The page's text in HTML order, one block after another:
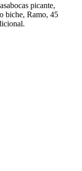
picante,
biche, Ramo, 45